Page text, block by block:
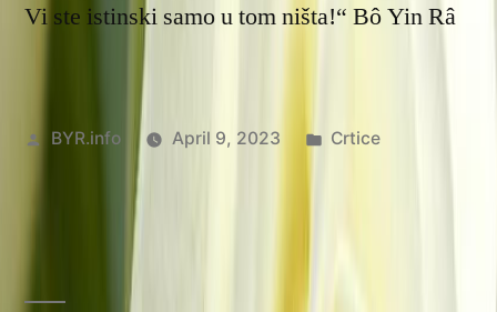
Vi ste istinski samo u tom ništa!“ Bô Yin Râ
Posted
BYR.info April 9, 2023
Posted
Crtice